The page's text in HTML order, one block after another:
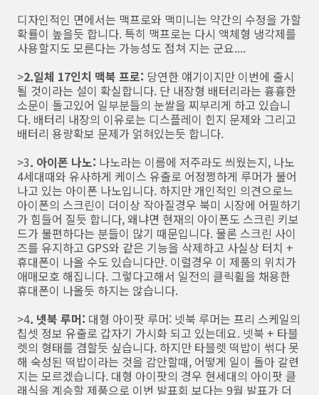
디자인적인 면에서는 맥프로와 맥미니는 약간의 수정을 가할
확률이 높을듯 합니다. 특히 맥프로는 다시 액체형 냉각제를
사용할지도 모른다는 가능성도 점쳐 지는 군요....
>2.일체 17인치 맥북 프로: 당연한 얘기이지만 이번에 출시
될 것이라는 설이 확실합니다. 단 내장형 배터리라는 흉흉한
소문이 돌고있어 일부분들의 눈쌀을 찌부리게 하고 있습니
다. 배터리 내장의 이유로는 디스플레이 힌지 문제와 그리고
배터리 용량확보 문제가 얽혀있는듯 합니다.
>3. 아이폰 나노: 나노라는 이름에 저주라도 씌웠는지, 나노
4세대때와 유사하게 케이스 유출로 어정쩡하게 루머가 불어
나고 있는 아이폰 나노입니다. 하지만 개인적인 의견으로느
아이폰의 스크린이 더이상 작아질경우 북미 시장에 어필하기
가 힘들어 질듯 합니다, 왜냐면 현재의 아이폰도 스크린 키보
드가 불편하다는 분들이 많기 때문입니다. 물론 스크린 사이
즈를 유지하고 GPS와 같은 기능을 삭제하고 사실상 터치 +
휴대폰이 나올 수도 있습니다만. 이럴경우 이 제품의 위치가
애매모호 해집니다. 그렇다고해서 일전의 클릭휠을 채용한
휴대폰이 나올듯 하지는 않습니다.
>4. 넷북 루머: 대형 아이팟 루머: 넷북 루머는 프리 스케일의
칩셋 정보 유출로 갑자기 가시화 되고 있는데요. 넷북 + 타블
렛의 형태를 겸할듯 싶습니다. 하지만 타블렛 떡밥이 썪다 못
해 숙성된 떡밥이라는 것을 감안할때, 어떻게 일이 돌아 갈련
지는 모르겠습니다. 대형 아이팟의 경우 현세대의 아이팟 클
래식을 계승할 제품으로 이번 발표회 보다는 9월 발표가 더